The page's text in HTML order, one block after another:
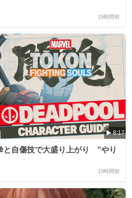
15時間前
8:17
と自傷技で大盛り上がり “やり
19時間前